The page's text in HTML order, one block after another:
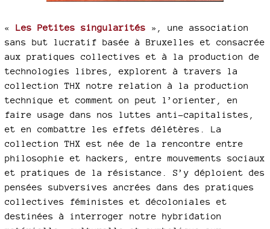
« Les Petites singularités », une association
sans but lucratif basée à Bruxelles et consacrée
aux pratiques collectives et à la production de
technologies libres, explorent à travers la
collection THX notre relation à la production
technique et comment on peut l’orienter, en
faire usage dans nos luttes anti-capitalistes,
et en combattre les effets délétères. La
collection THX est née de la rencontre entre
philosophie et hackers, entre mouvements sociaux
et pratiques de la résistance. S’y déploient des
pensées subversives ancrées dans des pratiques
collectives féministes et décoloniales et
destinées à interroger notre hybridation